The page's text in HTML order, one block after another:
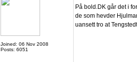
Joined: 06 Nov 2008
Posts: 6051
På bold.DK går det i
de som hevder
uansett tro at